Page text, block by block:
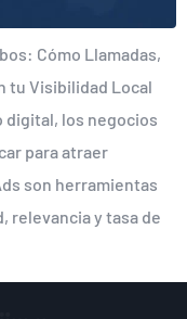
Cómo Llamadas,
tu Visibilidad Local
los negocios
para atraer
son herramientas
relevancia y tasa de